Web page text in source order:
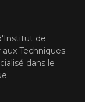
de
Techniques
dans le